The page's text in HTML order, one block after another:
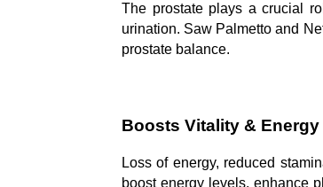
The prostate plays a crucial
urination. Saw Palmetto and
prostate balance.
Boosts Vitality & Energy
Loss of energy, reduced
boost energy levels, enhance